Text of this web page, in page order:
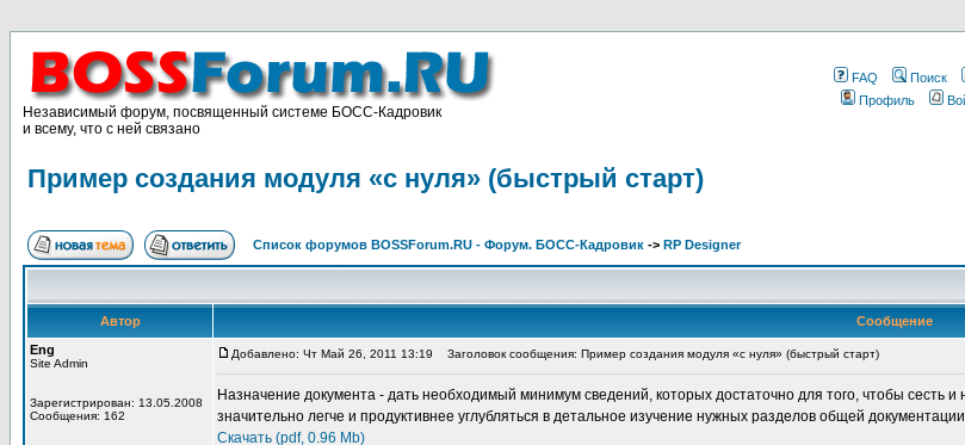
Независимый форум, посвященный системе БОСС-Кадровик
и всему, что с ней связано
FAQ Поиск
Профиль
Пример создания модуля «с нуля» (быстрый старт)
Список форумов BOSSForum.RU - Форум. БОСС-Кадровик -> RP Designer
Автор
Сообщение
Eng
Site Admin
Зарегистрирован: 13.05.2008
Сообщения: 162
Добавлено: Чт Май 26, 2011 13:19 Заголовок сообщения: Пример создания модуля «с нуля» (быстрый старт)
Назначение документа - дать необходимый минимум сведений, которых достаточно для того, чтобы сесть
значительно легче и продуктивнее углубляться в детальное изучение нужных разделов общей
Скачать (pdf, 0.96 Mb)